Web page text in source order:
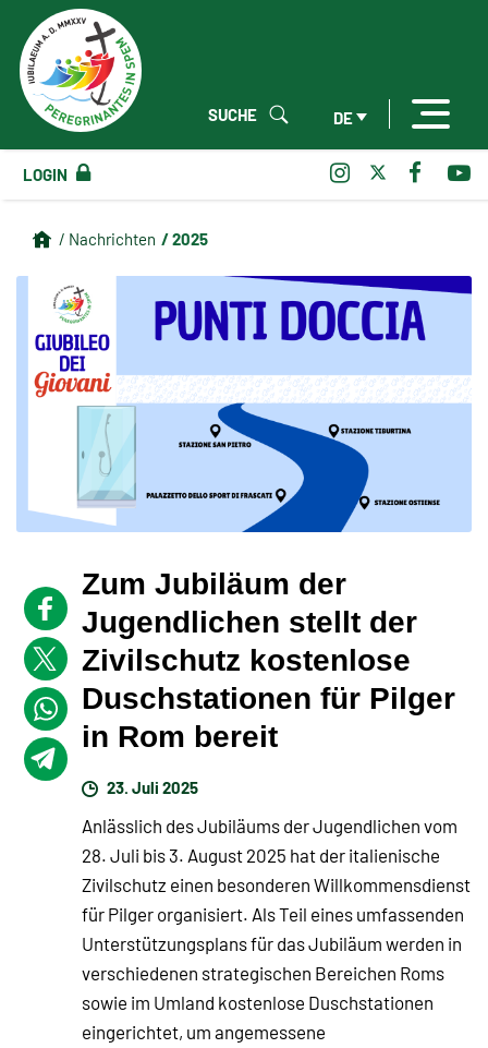
DE
SUCHE
LOGIN
/ Nachrichten / 2025
Zum Jubiläum der
Jugendlichen stellt der
Zivilschutz kostenlose
Duschstationen für Pilger
in Rom bereit
23. Juli 2025
Anlässlich des Jubiläums der Jugendlichen vom
28. Juli bis 3. August 2025 hat der italienische
Zivilschutz einen besonderen Willkommensdienst
für Pilger organisiert. Als Teil eines umfassenden
Unterstützungsplans für das Jubiläum werden in
verschiedenen strategischen Bereichen Roms
sowie im Umland kostenlose Duschstationen
eingerichtet, um angemessene